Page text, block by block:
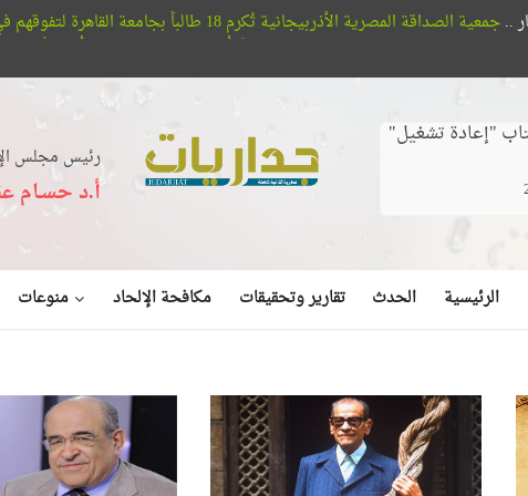
تُكرم 18 طالباً بجامعة القاهرة لتفوقهم في اللغة الأذربيجانية
مُضللين لا مرشدين
أفلا تبصرون.. حيتان الأوركا تُعلن عن بديع صنع الله
"إعادة تشغيل"
رئيس مجلس
أ.د حسـام
الرئيسية الحدث تقارير وتحقيقات مكافحة الإلحاد منوعات